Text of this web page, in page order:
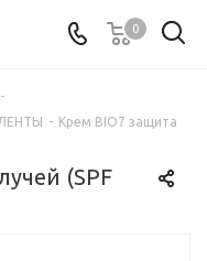
0
-
- Крем BIO7 защита
(SPF